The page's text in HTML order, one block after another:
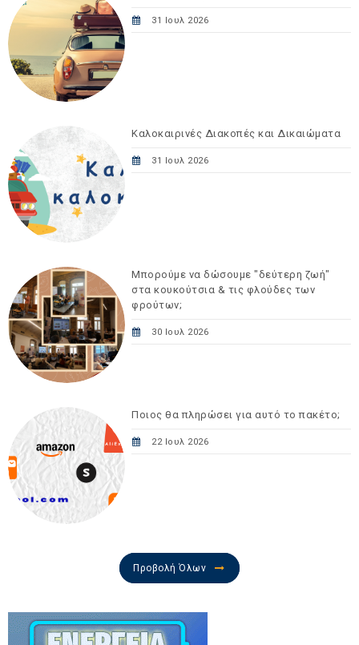
31 Ιουλ 2026
Καλοκαιρινές Διακοπές και Δικαιώματα
31 Ιουλ 2026
Μπορούμε να δώσουμε "δεύτερη ζωή"
στα κουκούτσια & τις φλούδες των
φρούτων;
30 Ιουλ 2026
Ποιος θα πληρώσει για αυτό το πακέτο;
22 Ιουλ 2026
Προβολή Όλων